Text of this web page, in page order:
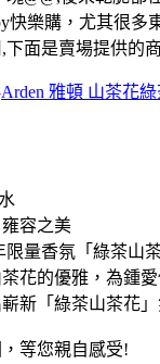
快樂購，尤其很多
下面是賣場提供的
Arden 雅頓 山茶花
容之美
量香氛「綠茶山茶
花的優雅，為鍾
新「綠茶山茶花」
等您親自感受!